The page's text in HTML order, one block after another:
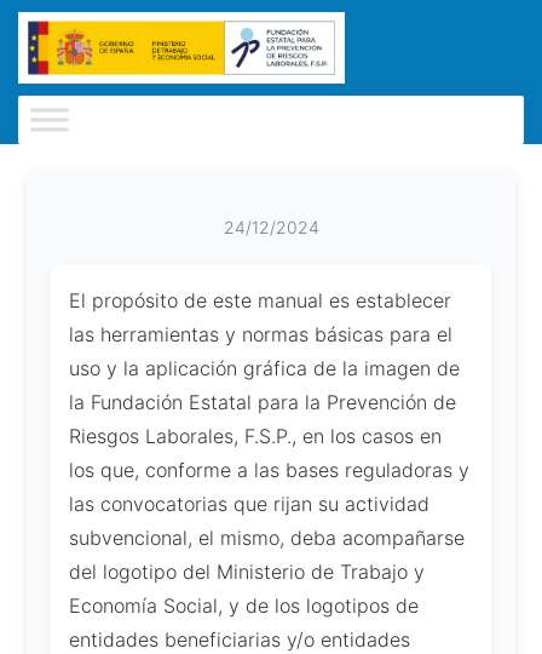
24/12/2024
El propósito de este manual es establecer
las herramientas y normas básicas para el
uso y la aplicación gráfica de la imagen de
la Fundación Estatal para la Prevención de
Riesgos Laborales, F.S.P., en los casos en
los que, conforme a las bases reguladoras y
las convocatorias que rijan su actividad
subvencional, el mismo, deba acompañarse
del logotipo del Ministerio de Trabajo y
Economía Social, y de los logotipos de
entidades beneficiarias y/o entidades